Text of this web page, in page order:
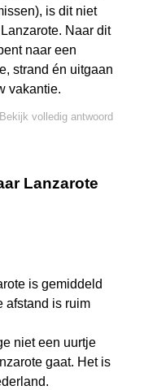
is dit niet
Naar dit
naar een
strand én uitgaan
vakantie.
Bekijk volledig antwoord
Lanzarote
is gemiddeld
afstand is ruim
niet een uurtje
gaat. Het is